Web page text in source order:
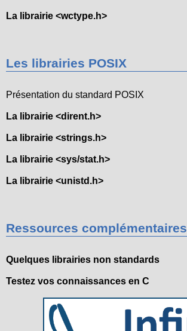
La librairie <wctype.h>
Les librairies POSIX
Présentation du standard POSIX
La librairie <dirent.h>
La librairie <strings.h>
La librairie <sys/stat.h>
La librairie <unistd.h>
Ressources complémentaires
Quelques librairies non standards
Testez vos connaissances en C